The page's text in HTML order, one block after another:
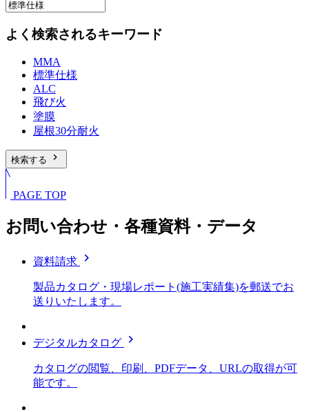
よく検索されるキーワード
MMA
標準仕様
ALC
飛び火
塗膜
屋根30分耐火
検索する chevron_right
PAGE TOP
お問い合わせ・各種資料・データ
資料請求 chevron_right
製品カタログ・現場レポート(施工実績集)を郵送でお
送りいたします。
デジタルカタログ chevron_right
カタログの閲覧、印刷、PDFデータ、URLの取得が可
能です。